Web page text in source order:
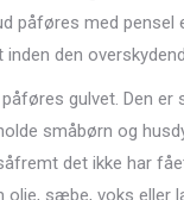
påføres med pensel
inden den
gulvet. Den
småbørn og
det ikke har
sæbe, voks eller